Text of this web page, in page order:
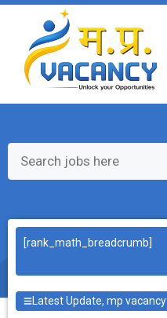
Skip
content
[rank_math_breadcrumb]
Latest Update,mp vacancy